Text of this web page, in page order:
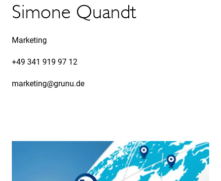
Simone Quandt
Marketing
+49 341 919 97 12
marketing@grunu.de